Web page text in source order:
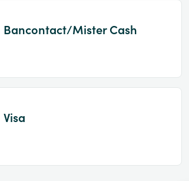
Bancontact/Mister Cash
Visa